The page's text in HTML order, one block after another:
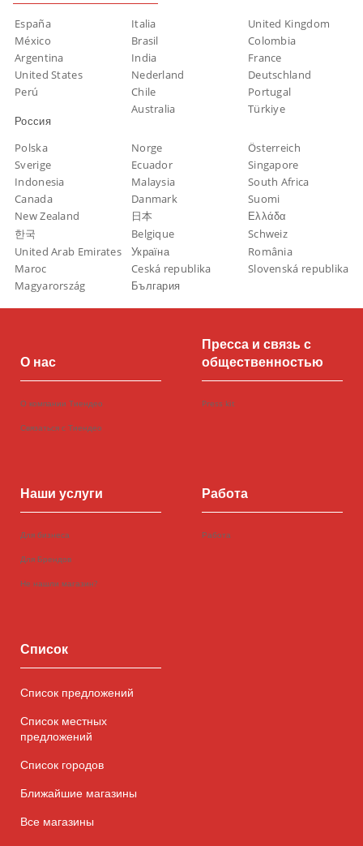
España Italia
United Kingdom
México
Brasil
Colombia
Argentina
India
France
United States
Nederland
Deutschland
Perú
Chile
Portugal
Россия
Australia Türkiye
Polska Norge
Österreich
Sverige
Ecuador
Singapore
Indonesia
Malaysia
South Africa
Canada
Danmark
Suomi
New Zealand
日本
Ελλάδα
한국
Belgique
Schweiz
United Arab Emirates
Україна
România
Maroc
Ceská republika
Slovenská republika
Magyarország
България
О нас
О компании Тиендео
Связаться с Тиендео
Пресса и связь с
общественностью
Press kit
Наши услуги
Для бизнеса
Для Брендов
Не нашли магазин?
Работа
Работа
Список
Список предложений
Список местных
предложений
Список городов
Ближайшие магазины
Все магазины